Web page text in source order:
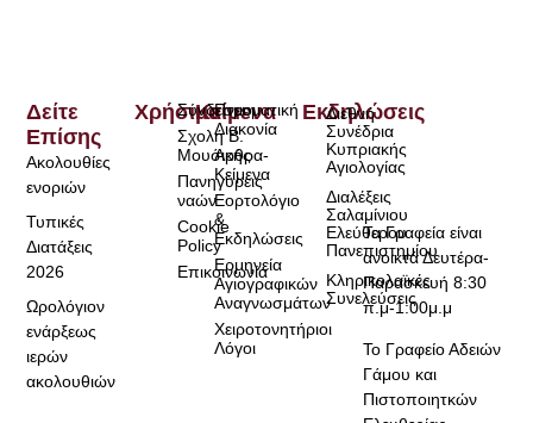
Τα Γραφεία είναι
ανοικτά Δευτέρα-
Παρασκευή 8:30
π.μ-1:00μ.μ
Το Γραφείο Αδειών
Γάμου και
Πιστοποιητκών
Χρήσιμα
Σύνδεσμοι
Σχολή Β.
Μουσικής
Πανηγύρεις
ναών
Cookie
Policy
Επικοινωνία
Κείμενα
Πνευματική
Διακονία
Άρθρα-
Κείμενα
Εορτολόγιο
&
Εκδηλώσεις
Ερμηνεία
Αγιογραφικών
Αναγνωσμάτων
Χειροτονητήριοι
Λόγοι
Δείτε
Επίσης
Ακολουθίες
ενοριών
Τυπικές
Διατάξεις
2026
Ωρολόγιον
ενάρξεως
ιερών
ακολουθιών
Εκδηλώσεις
Διεθνή
Συνέδρια
Κυπριακής
Αγιολογίας
Διαλέξεις
Σαλαμίνιου
Ελεύθερου
Πανεπιστημίου
Κληρικολαϊκές
Συνελεύσεις